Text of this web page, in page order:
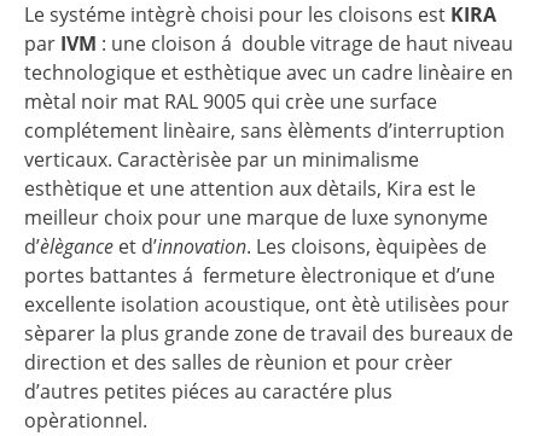
Le systéme intègrè choisi pour les cloisons est KIRA
par IVM : une cloison á double vitrage de haut niveau
technologique et esthètique avec un cadre linèaire en
mètal noir mat RAL 9005 qui crèe une surface
complétement linèaire, sans èlèments d’interruption
verticaux. Caractèrisèe par un minimalisme
esthètique et une attention aux dètails, Kira est le
meilleur choix pour une marque de luxe synonyme
d’èlègance et d’innovation. Les cloisons, èquipèes de
portes battantes á fermeture èlectronique et d’une
excellente isolation acoustique, ont ètè utilisèes pour
sèparer la plus grande zone de travail des bureaux de
direction et des salles de rèunion et pour crèer
d’autres petites piéces au caractére plus
opèrationnel.